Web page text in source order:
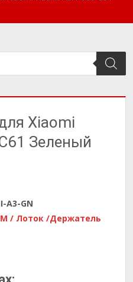
Xiaomi
Зеленый
A3-GN
/ Лоток /Держатель